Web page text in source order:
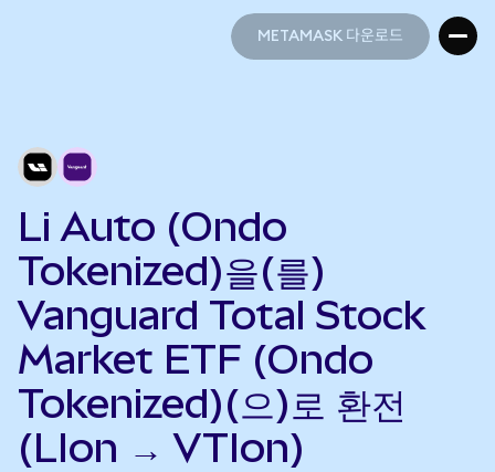
METAMASK 다운로드
Li Auto (Ondo
Tokenized)을(를)
Vanguard Total Stock
Market ETF (Ondo
Tokenized)(으)로 환전
(LIon → VTIon)